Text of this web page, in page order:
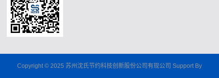
Copyright © 2025 苏州沈氏节约科技创新股份公司有现公司 Support By